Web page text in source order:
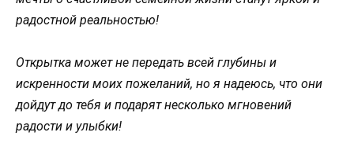
радостной реальностью!
Открытка может не передать всей глубины и
искренности моих пожеланий, но я надеюсь, что они
дойдут до тебя и подарят несколько мгновений
радости и улыбки!